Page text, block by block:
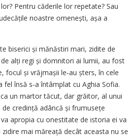
Pentru căderile lor repetate? Sau
noastre omenești, așa a
biserici și mănăstiri mari, zidite de
alți regi și domnitori ai lumii, au fost
focul și vrăjmașii le‑au șters, în cele
fel însă s‑a întâmplat cu Aghia Sofia.
un martor tăcut, dar grăitor, al unui
credință adâncă și frumusețe
apropia cu onestitate de istoria ei va
mai măreață decât aceasta nu se